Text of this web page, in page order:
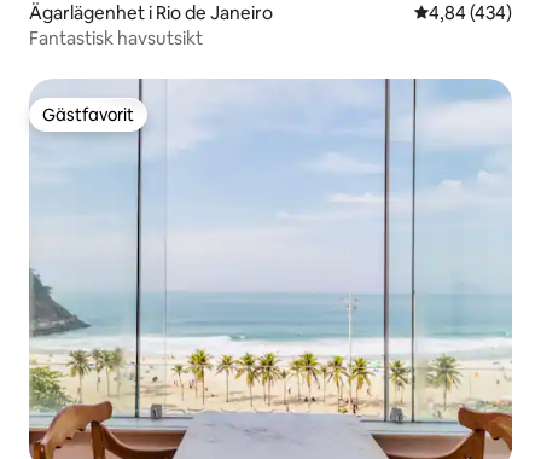
Ägarlägenhet i Rio de Janeiro 4,84 av 5 i
4,84 (434)
Fantastisk havsutsikt
Gästfavorit
Gästfavorit